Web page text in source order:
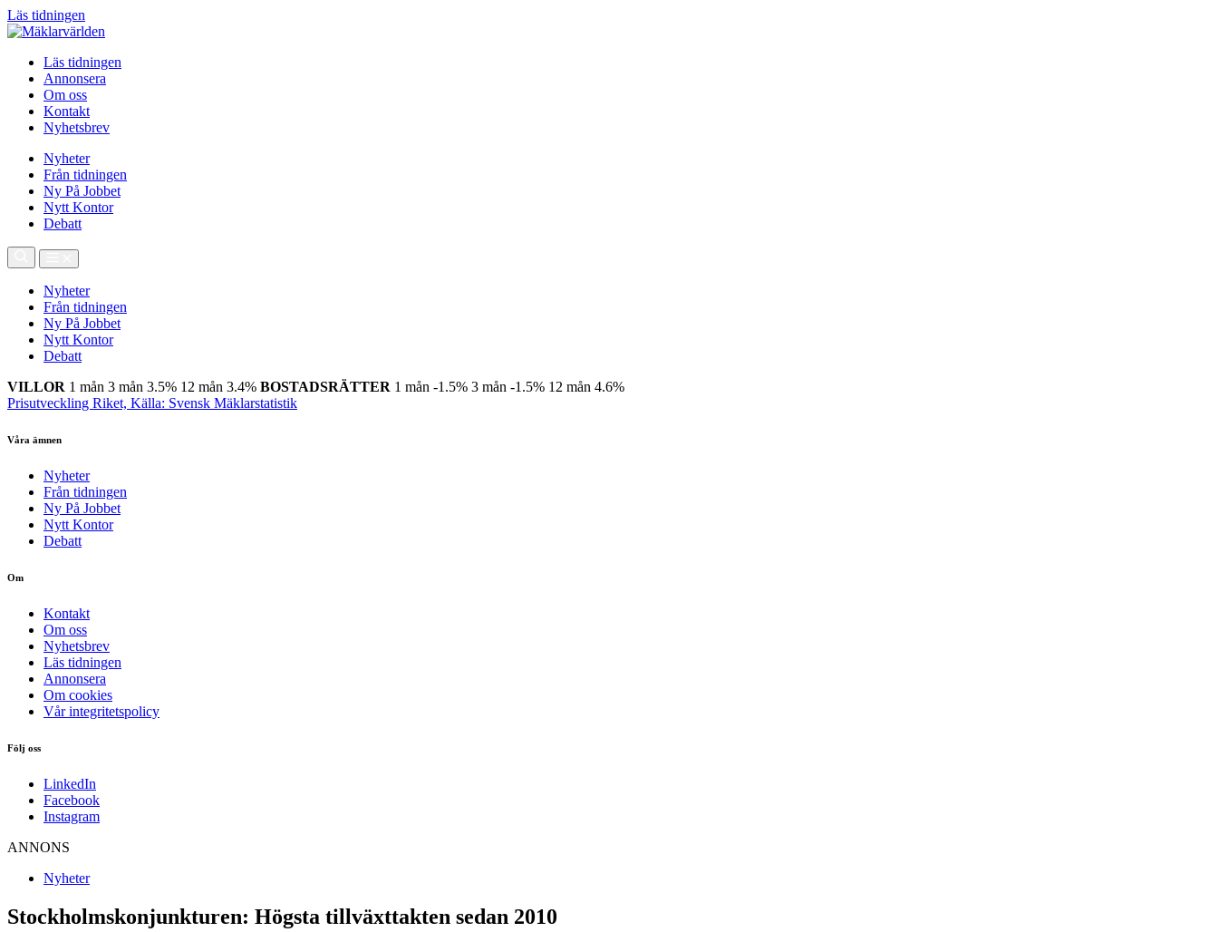
Läs tidningen
Läs tidningen
Annonsera
Om oss
Kontakt
Nyhetsbrev
Nyheter
Från tidningen
Ny På Jobbet
Nytt Kontor
Debatt
Nyheter
Från tidningen
Ny På Jobbet
Nytt Kontor
Debatt
VILLOR 1 mån 3 mån 3.5% 12 mån 3.4% BOSTADSRÄTTER 1 mån -1.5% 3 mån -1.5% 12 mån 4.6%
Prisutveckling Riket, Källa: Svensk Mäklarstatistik
Våra ämnen
Nyheter
Från tidningen
Ny På Jobbet
Nytt Kontor
Debatt
Om
Kontakt
Om oss
Nyhetsbrev
Läs tidningen
Annonsera
Om cookies
Vår integritetspolicy
Följ oss
LinkedIn
Facebook
Instagram
ANNONS
Nyheter
Stockholmskonjunkturen: Högsta tillväxttakten sedan 2010